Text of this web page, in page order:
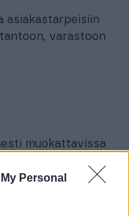
Personal
asiakastarpeisiin
varastoon
muokattavissa